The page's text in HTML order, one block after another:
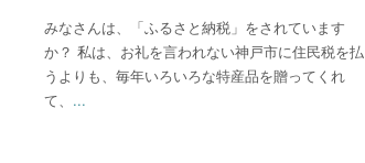
みなさんは、「ふるさと納税」をされています
か？ 私は、お礼を言われない神戸市に住民税を払
うよりも、毎年いろいろな特産品を贈ってくれ
て、 ...